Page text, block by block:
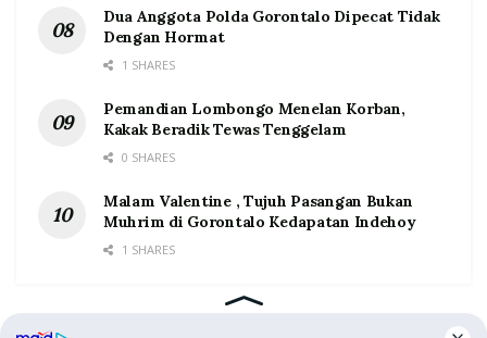
Dua Anggota Polda Gorontalo Dipecat Tidak
Dengan Hormat
1 SHARES
Pemandian Lombongo Menelan Korban,
Kakak Beradik Tewas Tenggelam
0 SHARES
Malam Valentine , Tujuh Pasangan Bukan
Muhrim di Gorontalo Kedapatan Indehoy
1 SHARES